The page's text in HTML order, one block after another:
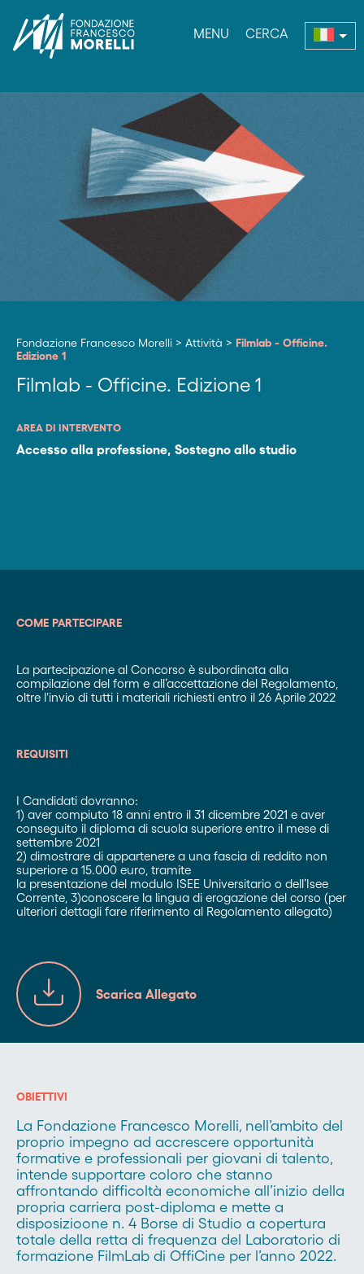
MENU CERCA
Fondazione Francesco Morelli > Attività > Filmlab - Officine.
Edizione 1
Filmlab - Officine. Edizione 1
AREA DI INTERVENTO
Accesso alla professione, Sostegno allo studio
COME PARTECIPARE
La partecipazione al Concorso è subordinata alla
compilazione del form e all’accettazione del Regolamento,
oltre l'invio di tutti i materiali richiesti entro il 26 Aprile 2022
REQUISITI
I Candidati dovranno:
1) aver compiuto 18 anni entro il 31 dicembre 2021 e aver
conseguito il diploma di scuola superiore entro il mese di
settembre 2021
2) dimostrare di appartenere a una fascia di reddito non
superiore a 15.000 euro, tramite
la presentazione del modulo ISEE Universitario o dell’Isee
Corrente, 3)conoscere la lingua di erogazione del corso (per
ulteriori dettagli fare riferimento al Regolamento allegato)
Scarica Allegato
OBIETTIVI
La Fondazione Francesco Morelli, nell’ambito del
proprio impegno ad accrescere opportunità
formative e professionali per giovani di talento,
intende supportare coloro che stanno
affrontando difficoltà economiche all’inizio della
propria carriera post-diploma e mette a
disposizioone n. 4 Borse di Studio a copertura
totale della retta di frequenza del Laboratorio di
formazione FilmLab di OffiCine per l’anno 2022.